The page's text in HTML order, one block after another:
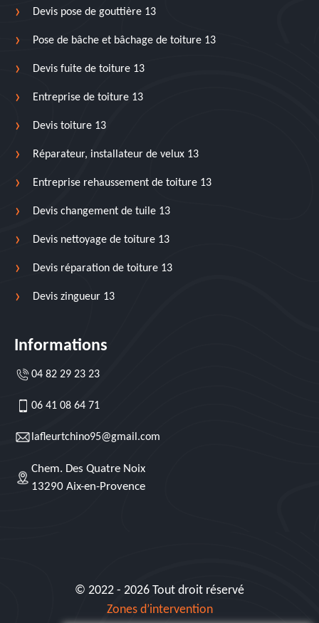
Devis pose de gouttière 13
Pose de bâche et bâchage de toiture 13
Devis fuite de toiture 13
Entreprise de toiture 13
Devis toiture 13
Réparateur, installateur de velux 13
Entreprise rehaussement de toiture 13
Devis changement de tuile 13
Devis nettoyage de toiture 13
Devis réparation de toiture 13
Devis zingueur 13
Informations
04 82 29 23 23
06 41 08 64 71
lafleurtchino95@gmail.com
Chem. Des Quatre Noix
13290 Aix-en-Provence
© 2022 - 2026 Tout droit réservé
Zones d’intervention